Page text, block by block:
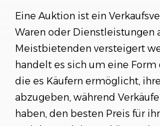
Risiken und
Fazit
Eine Auktion ist ein
Waren oder Dienstleistungen
Meistbietenden versteigert
handelt es sich um eine
die es Käufern ermöglicht,
abzugeben, während
haben, den besten Preis für